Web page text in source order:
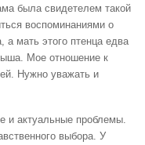
была свидетелем такой
воспоминаниями о
а мать этого птенца едва
Мое отношение к
Нужно уважать и
и актуальные проблемы.
выбора. У